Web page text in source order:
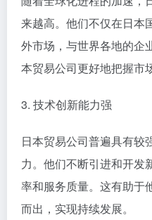
来越高。他们不仅在日本
外市场，与世界各地的企
本贸易公司更好地把握市
3. 技术创新能力强
日本贸易公司普遍具有较
力。他们不断引进和开发
率和服务质量。这有助于
而出，实现持续发展。